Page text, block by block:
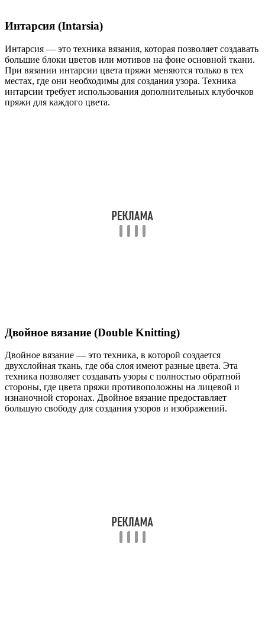
Интарсия (Intarsia)
Интарсия — это техника вязания, которая позволяет создавать
большие блоки цветов или мотивов на фоне основной ткани.
При вязании интарсии цвета пряжи меняются только в тех
местах, где они необходимы для создания узора. Техника
интарсии требует использования дополнительных клубочков
пряжи для каждого цвета.
Двойное вязание (Double Knitting)
Двойное вязание — это техника, в которой создается
двухслойная ткань, где оба слоя имеют разные цвета. Эта
техника позволяет создавать узоры с полностью обратной
стороны, где цвета пряжи противоположны на лицевой и
изнаночной сторонах. Двойное вязание предоставляет
большую свободу для создания узоров и изображений.